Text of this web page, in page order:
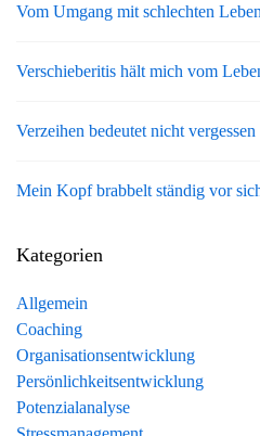
Vom Umgang mit schlechten
Verschieberitis hält mich vom
Verzeihen bedeutet nicht vergessen
Mein Kopf brabbelt ständig vor
Kategorien
Allgemein
Coaching
Organisationsentwicklung
Persönlichkeitsentwicklung
Potenzialanalyse